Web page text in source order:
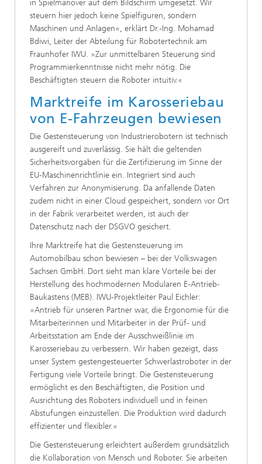
in Spielmanöver auf dem Bildschirm umgesetzt. Wir
steuern hier jedoch keine Spielfiguren, sondern
Maschinen und Anlagen«, erklärt Dr.-Ing. Mohamad
Bdiwi, Leiter der Abteilung für Robotertechnik am
Fraunhofer IWU. »Zur unmittelbaren Steuerung sind
Programmierkenntnisse nicht mehr nötig. Die
Beschäftigten steuern die Roboter intuitiv.«
Marktreife im Karosseriebau
von E-Fahrzeugen bewiesen
Die Gestensteuerung von Industrierobotern ist technisch
ausgereift und zuverlässig. Sie hält die geltenden
Sicherheitsvorgaben für die Zertifizierung im Sinne der
EU-Maschinen­richtlinie ein. Integriert sind auch
Verfahren zur Anonymisierung. Da anfallende Daten
zudem nicht in einer Cloud gespeichert, sondern vor Ort
in der Fabrik verarbeitet werden, ist auch der
Datenschutz nach der DSGVO gesichert.
Ihre Marktreife hat die Gestensteuerung im
Automobilbau schon bewiesen – bei der Volkswagen
Sachsen GmbH. Dort sieht man klare Vorteile bei der
Herstellung des hochmodernen Modularen E-Antrieb-
Baukastens (MEB). IWU-Projektleiter Paul Eichler:
»Antrieb für unseren Partner war, die Ergonomie für die
Mitarbeiterinnen und Mitarbeiter in der Prüf- und
Arbeitsstation am Ende der Ausschweißlinie im
Karosseriebau zu verbessern. Wir haben gezeigt, dass
unser System gestengesteuerter Schwerlast­roboter in der
Fertigung viele Vorteile bringt. Die Gestensteuerung
ermöglicht es den Beschäftigten, die Position und
Ausrichtung des Roboters individuell und in feinen
Abstufungen einzustellen. Die Produktion wird dadurch
effizienter und flexibler.«
Die Gestensteuerung erleichtert außerdem grundsätzlich
die Kollaboration von Mensch und Roboter. Sie arbeiten